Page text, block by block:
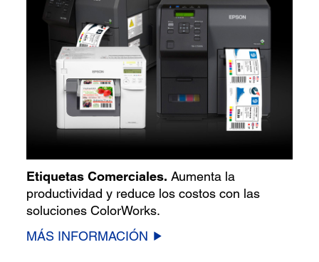
Etiquetas Comerciales. Aumenta la
productividad y reduce los costos con las
soluciones ColorWorks.
MÁS INFORMACIÓN